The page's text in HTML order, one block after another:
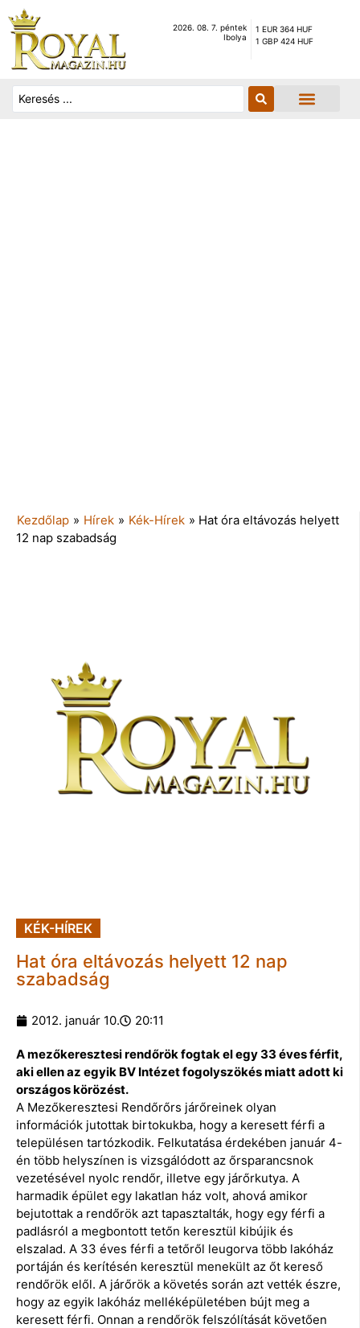
2026. 08. 7. péntek
Ibolya
1 EUR 364 HUF
1 GBP 424 HUF
Kezdőlap » Hírek » Kék-Hírek » Hat óra eltávozás helyett
12 nap szabadság
KÉK-HÍREK
Hat óra eltávozás helyett 12 nap
szabadság
2012. január 10. 20:11
A mezőkeresztesi rendőrök fogtak el egy 33 éves férfit,
aki ellen az egyik BV Intézet fogolyszökés miatt adott ki
országos körözést.
A Mezőkeresztesi Rendőrőrs járőreinek olyan
információk jutottak birtokukba, hogy a keresett férfi a
településen tartózkodik. Felkutatása érdekében január 4-
én több helyszínen is vizsgálódott az őrsparancsnok
vezetésével nyolc rendőr, illetve egy járőrkutya. A
harmadik épület egy lakatlan ház volt, ahová amikor
bejutottak a rendőrök azt tapasztalták, hogy egy férfi a
padlásról a megbontott tetőn keresztül kibújik és
elszalad. A 33 éves férfi a tetőről leugorva több lakóház
portáján és kerítésén keresztül menekült az őt kereső
rendőrök elől. A járőrök a követés során azt vették észre,
hogy az egyik lakóház melléképületében bújt meg a
keresett férfi. Onnan a rendőrök felszólítását követően